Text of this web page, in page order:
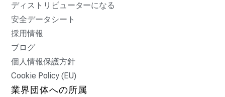
ディストリビューターになる
安全データシート
採用情報
ブログ
個人情報保護方針
Cookie Policy (EU)
業界団体への所属